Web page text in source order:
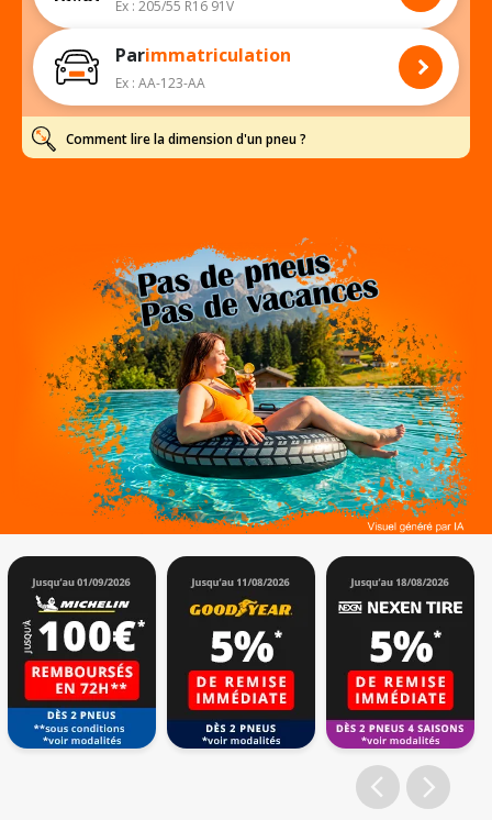
Ex : 205/55 R16 91V
Parimmatriculation
Ex : AA-123-AA
Comment lire la dimension d'un pneu ?